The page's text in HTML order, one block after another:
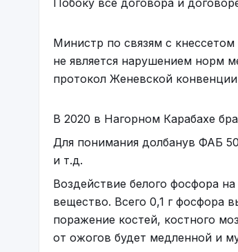
Побоку все договора и
Министр по связям с
не является нарушением норм
протокол Женевской конвенции
В 2020 в Нагорном Карабахе
Для понимания долбанув ФАБ
и т.д.
Воздействие белого фосфора
вещество. Всего 0,1 г фосфора
поражение костей, костного
от ожогов будет медленной и